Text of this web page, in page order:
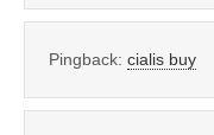
Pingback: cialis buy